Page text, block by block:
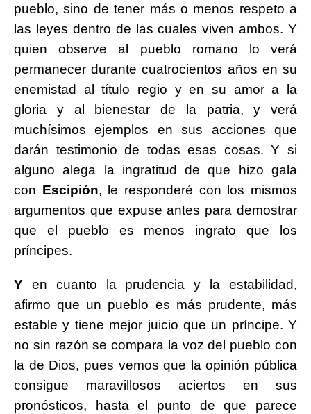
pueblo, sino de tener más o menos respeto a
las leyes dentro de las cuales viven ambos. Y
quien observe al pueblo romano lo verá
permanecer durante cuatrocientos años en su
enemistad al título regio y en su amor a la
gloria y al bienestar de la patria, y verá
muchísimos ejemplos en sus acciones que
darán testimonio de todas esas cosas. Y si
alguno alega la ingratitud de que hizo gala
con Escipión, le responderé con los mismos
argumentos que expuse antes para demostrar
que el pueblo es menos ingrato que los
príncipes.
Y en cuanto la prudencia y la estabilidad,
afirmo que un pueblo es más prudente, más
estable y tiene mejor juicio que un príncipe. Y
no sin razón se compara la voz del pueblo con
la de Dios, pues vemos que la opinión pública
consigue maravillosos aciertos en sus
pronósticos, hasta el punto de que parece